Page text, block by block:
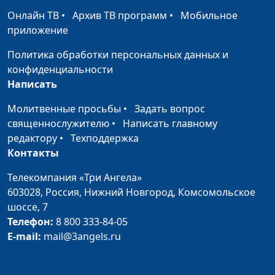
и немедикаментозному
Польза авокадо
Мария Бородеева,
специалист по
оздоровлению
Теория на
практике. Как
полезные
десерты
Мария Бородеева,
и немедикаментозному
оздоровлению
Теория на
практике. Как
Мария Бородеева,
специалист по
Онлайн ТВ • Архив ТВ программ • Мобильное
приложение
Политика обработки персональных данных и
конфиденциальности
Написать
Молитвенные просьбы • Задать вопрос
священнослужителю • Написать главному
редактору • Техподдержка
Контакты
Телекомпания «Три Ангела»
603028, Россия, Нижний Новгород, Комсомольское
шоссе, 7
Телефон: 8 800 333-84-05
E-mail: mail@3angels.ru